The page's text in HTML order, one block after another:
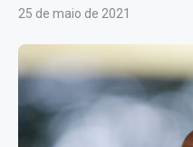
25 de maio de 2021